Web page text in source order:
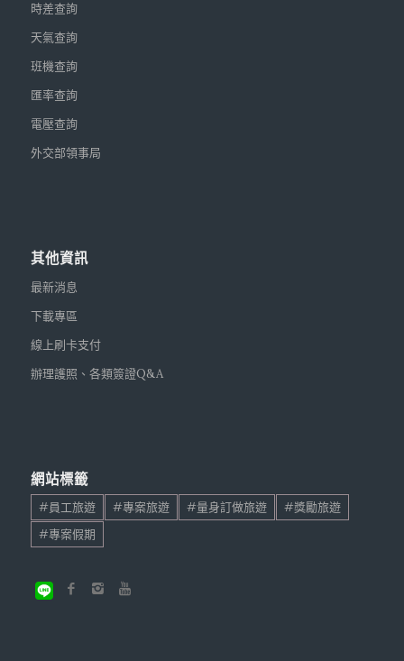
時差查詢
天氣查詢
班機查詢
匯率查詢
電壓查詢
外交部領事局
其他資訊
最新消息
下載專區
線上刷卡支付
辦理護照、各類簽證Q&A
網站標籤
#員工旅遊
#專案旅遊 #量身訂做旅遊
#獎勵旅遊
#專案假期